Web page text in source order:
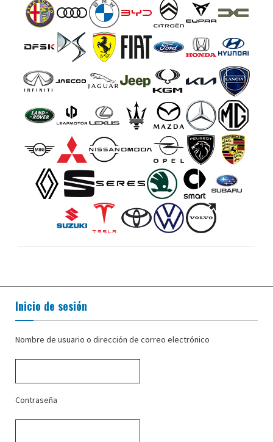
Inicio de sesión
Nombre de usuario o dirección de correo electrónico
Contraseña